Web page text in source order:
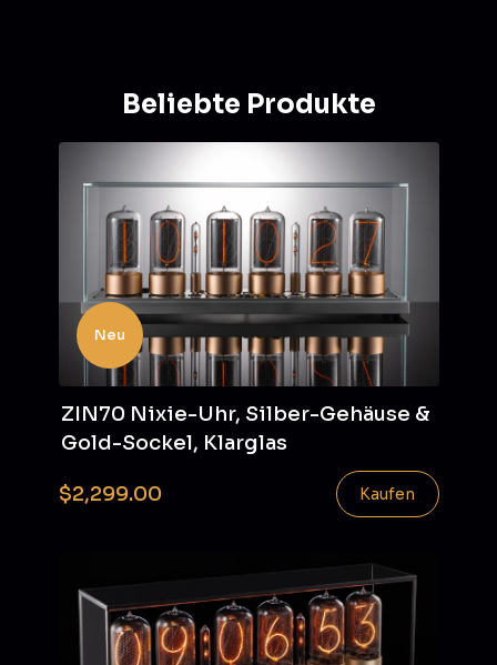
Beliebte Produkte
Neu
ZIN70 Nixie-Uhr, Silber-Gehäuse &
Gold-Sockel, Klarglas
$2,299.00 Kaufen